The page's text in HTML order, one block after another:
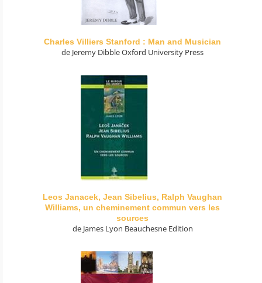
Charles Villiers Stanford : Man and Musician
de Jeremy Dibble Oxford University Press
Leos Janacek, Jean Sibelius, Ralph Vaughan
Williams, un cheminement commun vers les
sources
de James Lyon Beauchesne Edition